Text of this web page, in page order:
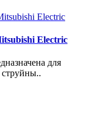
Electric
для
струйны..